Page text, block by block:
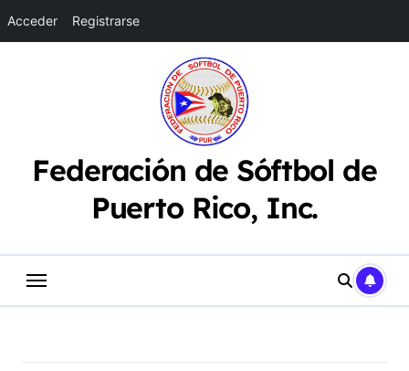
Acceder Registrarse
Federación de Sóftbol de
Puerto Rico, Inc.